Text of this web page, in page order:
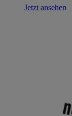
Jetzt ansehen